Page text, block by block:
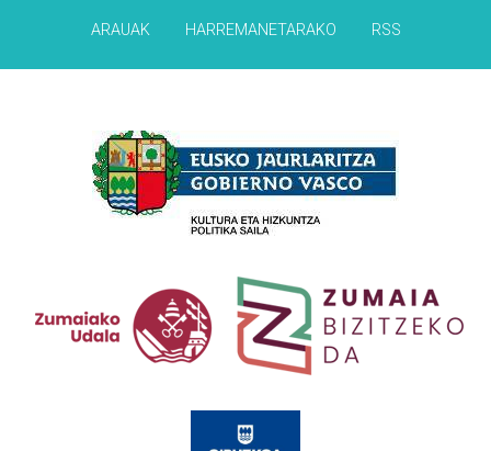
ARAUAK HARREMANETARAKO RSS